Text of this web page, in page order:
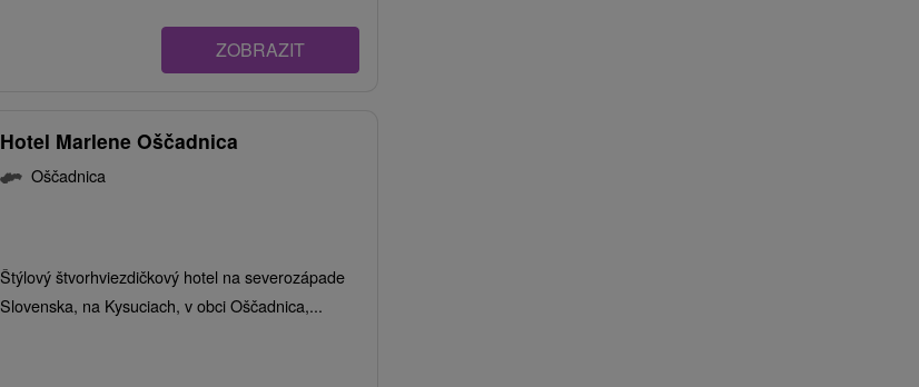
ZOBRAZIT
Hotel Marlene Oščadnica
Oščadnica
Štýlový štvorhviezdičkový hotel na severozápade
Slovenska, na Kysuciach, v obci Oščadnica,...